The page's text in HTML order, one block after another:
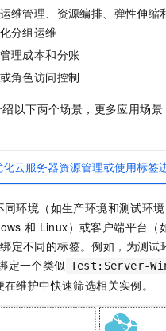
维管理、资源编排、弹性伸缩
分组运维
理成本和分账
角色访问控制
以下两个场景，更多应用场景
云服务器资源管理或使用标签
同环境（如生产环境和测试环
和 Linux）或客户端平台（
定不同的标签。例如，为测试
定一个类似 Test:Server-
维护中快速筛选相关实例。